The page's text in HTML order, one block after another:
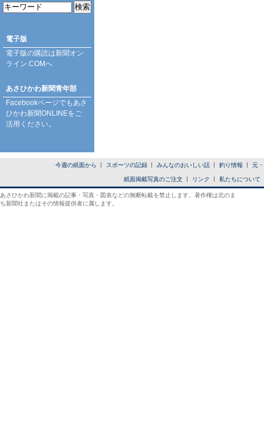
電子版
電子版の購読は新聞オン
ライン.COMへ
あさひかわ新聞青年部
Facebookページでもあさ
ひかわ新聞ONLINEをご
活用ください。
今週の紙面から スポーツの記録 みんなのおいしい話 釣り情報 元
紙面掲載写真のご注文 リンク 私たちについて
あさひかわ新聞に掲載の記事・写真・図表などの無断転載を禁止します。著作権は北のま
ち新聞社またはその情報提供者に属します。